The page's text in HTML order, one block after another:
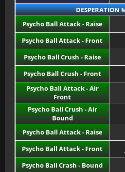
DESPERATION
Psycho Ball Attack - Raise
Psycho Ball Attack - Front
Psycho Ball Crush - Raise
Psycho Ball Crush - Front
Psycho Ball Attack - Air
Front
Psycho Ball Crush - Air
Bound
Psycho Ball Attack - Raise
Psycho Ball Attack - Front
Psycho Ball Crash - Bound